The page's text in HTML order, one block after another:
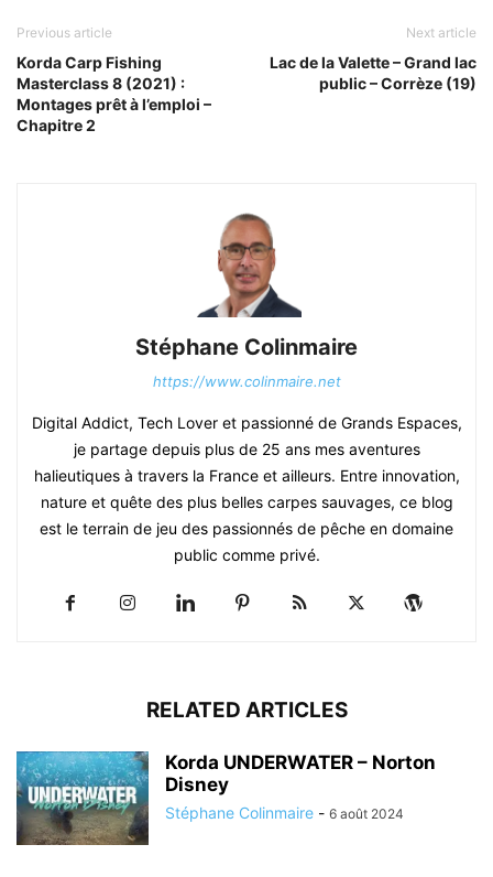
Previous article
Korda Carp Fishing
Masterclass 8 (2021) :
Montages prêt à l’emploi –
Chapitre 2
Next article
Lac de la Valette – Grand lac
public – Corrèze (19)
Stéphane Colinmaire
https://www.colinmaire.net
Digital Addict, Tech Lover et passionné de Grands Espaces,
je partage depuis plus de 25 ans mes aventures
halieutiques à travers la France et ailleurs. Entre innovation,
nature et quête des plus belles carpes sauvages, ce blog
est le terrain de jeu des passionnés de pêche en domaine
public comme privé.
RELATED ARTICLES
Korda UNDERWATER – Norton
Disney
Stéphane Colinmaire - 6 août 2024